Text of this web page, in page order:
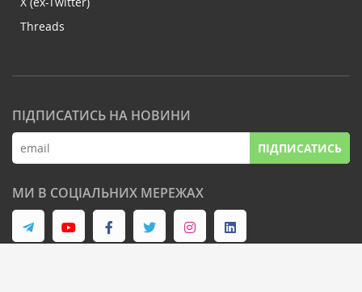
Threads
ПІДПИСАТИСЬ НА НОВИНИ
ПІДПИСАТИСЬ
МИ В СОЦІАЛЬНИХ МЕРЕЖАХ